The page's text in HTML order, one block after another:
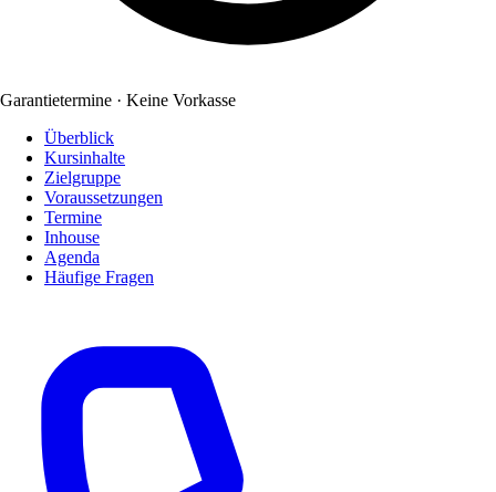
Garantietermine · Keine Vorkasse
Überblick
Kursinhalte
Zielgruppe
Voraussetzungen
Termine
Inhouse
Agenda
Häufige Fragen